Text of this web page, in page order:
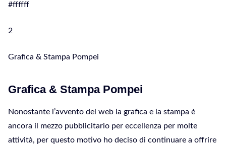
#ffffff
2
Grafica & Stampa Pompei
Grafica & Stampa Pompei
Nonostante l’avvento del web la grafica e la stampa è
ancora il mezzo pubblicitario per eccellenza per molte
attività, per questo motivo ho deciso di continuare a offrire